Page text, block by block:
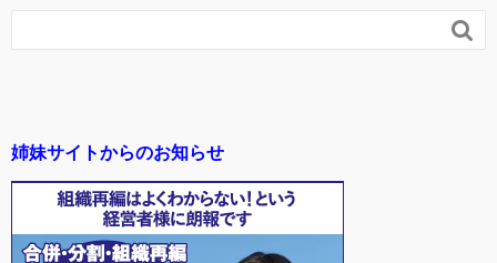

姉妹サイトからのお知らせ